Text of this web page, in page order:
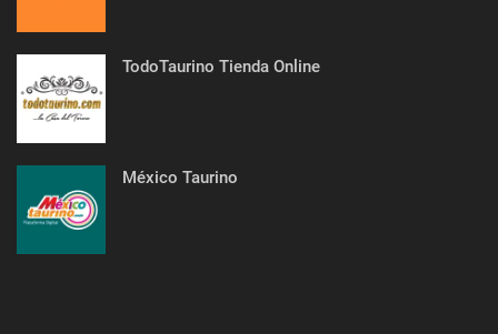
TodoTaurino Tienda Online
México Taurino